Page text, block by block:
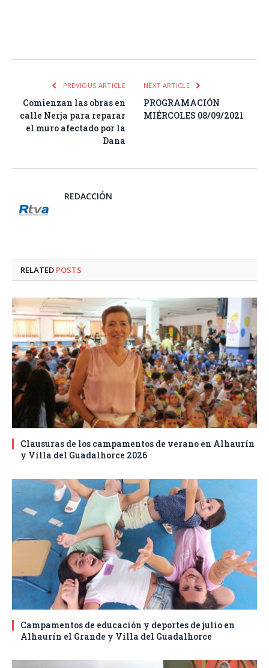
PREVIOUS ARTICLE
Comienzan las obras en
calle Nerja para reparar
el muro afectado por la
Dana
NEXT ARTICLE
PROGRAMACIÓN
MIÉRCOLES 08/09/2021
REDACCIÓN
RELATED POSTS
Clausuras de los campamentos de verano en Alhaurín
y Villa del Guadalhorce 2026
Campamentos de educación y deportes de julio en
Alhaurín el Grande y Villa del Guadalhorce